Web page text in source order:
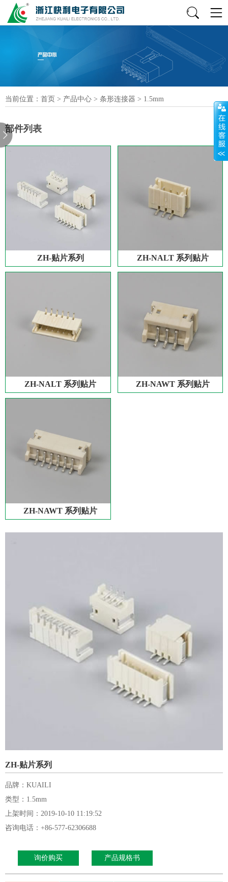
当前位置： 首页 > 产品中心 > 条形连接器 > 1.5mm
部件列表
ZH-贴片系列 ZH-NALT 系列贴片
ZH-NALT 系列贴片 ZH-NAWT 系列贴片
ZH-NAWT 系列贴片
ZH-贴片系列
品牌：KUAILI
类型：1.5mm
上架时间：2019-10-10 11:19:52
咨询电话：+86-577-62306688
询价购买 产品规格书